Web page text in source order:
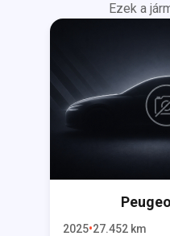
Ezek a
2025 27.452 km